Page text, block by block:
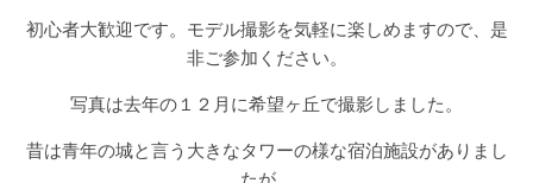
初心者大歓迎です。モデル撮影を気軽に楽しめますので、是
非ご参加ください。
写真は去年の１２月に希望ヶ丘で撮影しました。
昔は青年の城と言う大きなタワーの様な宿泊施設がありまし
たが、